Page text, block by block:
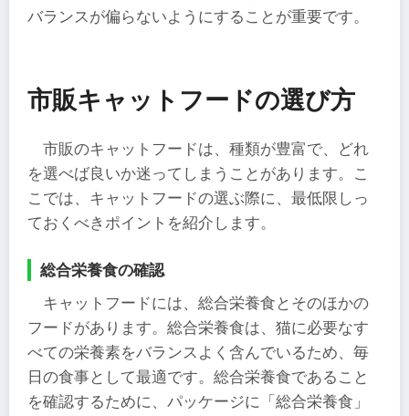
バランスが偏らないようにすることが重要です。
市販キャットフードの選び方
市販のキャットフードは、種類が豊富で、どれ
を選べば良いか迷ってしまうことがあります。こ
こでは、キャットフードの選ぶ際に、最低限しっ
ておくべきポイントを紹介します。
総合栄養食の確認
キャットフードには、総合栄養食とそのほかの
フードがあります。総合栄養食は、猫に必要なす
べての栄養素をバランスよく含んでいるため、毎
日の食事として最適です。総合栄養食であること
を確認するために、パッケージに「総合栄養食」